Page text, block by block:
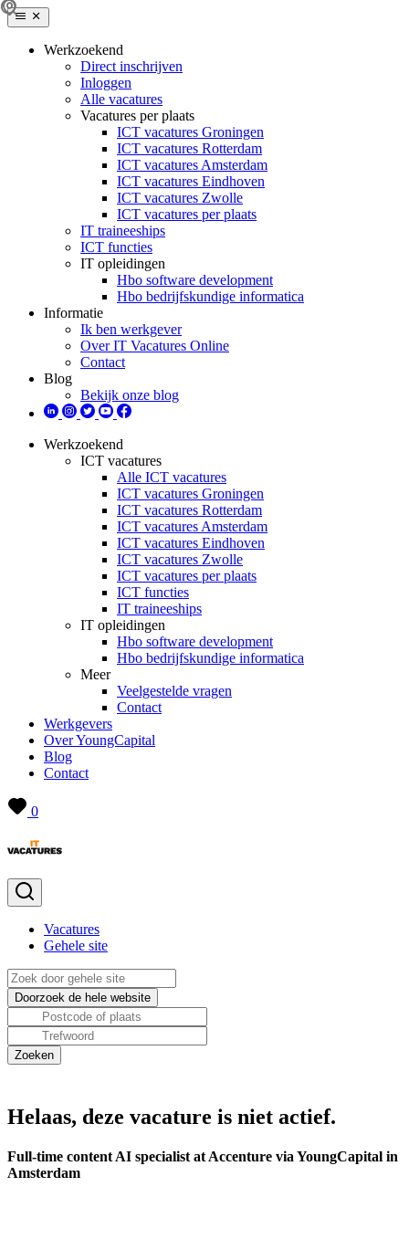
Werkzoekend
Direct inschrijven
Inloggen
Alle vacatures
Vacatures per plaats
ICT vacatures Groningen
ICT vacatures Rotterdam
ICT vacatures Amsterdam
ICT vacatures Eindhoven
ICT vacatures Zwolle
ICT vacatures per plaats
IT traineeships
ICT functies
IT opleidingen
Hbo software development
Hbo bedrijfskundige informatica
Informatie
Ik ben werkgever
Over IT Vacatures Online
Contact
Blog
Bekijk onze blog
Werkzoekend
ICT vacatures
Alle ICT vacatures
ICT vacatures Groningen
ICT vacatures Rotterdam
ICT vacatures Amsterdam
ICT vacatures Eindhoven
ICT vacatures Zwolle
ICT vacatures per plaats
ICT functies
IT traineeships
IT opleidingen
Hbo software development
Hbo bedrijfskundige informatica
Meer
Veelgestelde vragen
Contact
Werkgevers
Over YoungCapital
Blog
Contact
0
Vacatures
Gehele site
Helaas, deze vacature is niet actief.
Full-time content AI specialist at Accenture via YoungCapital in
Amsterdam